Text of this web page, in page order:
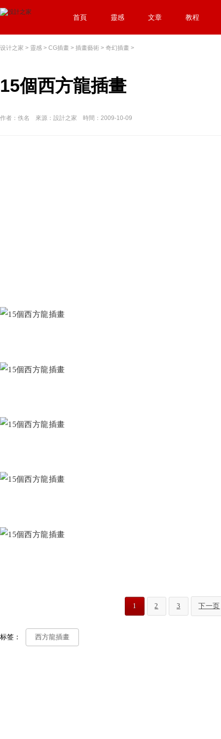
首頁 靈感 文章 教程
设计之家 > 靈感 > CG插畫 > 插畫藝術 > 奇幻插畫 >
15個西方龍插畫
作者：佚名 來源：設計之家 時間：2009-10-09
1 2 3 下一页
标签： 西方龍插畫